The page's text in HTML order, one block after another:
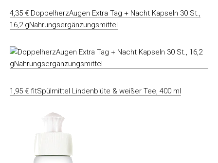
4,35 € DoppelherzAugen Extra Tag + Nacht Kapseln 30 St.,
16,2 gNahrungsergänzungsmittel
1,95 € fitSpülmittel Lindenblüte & weißer Tee, 400 ml